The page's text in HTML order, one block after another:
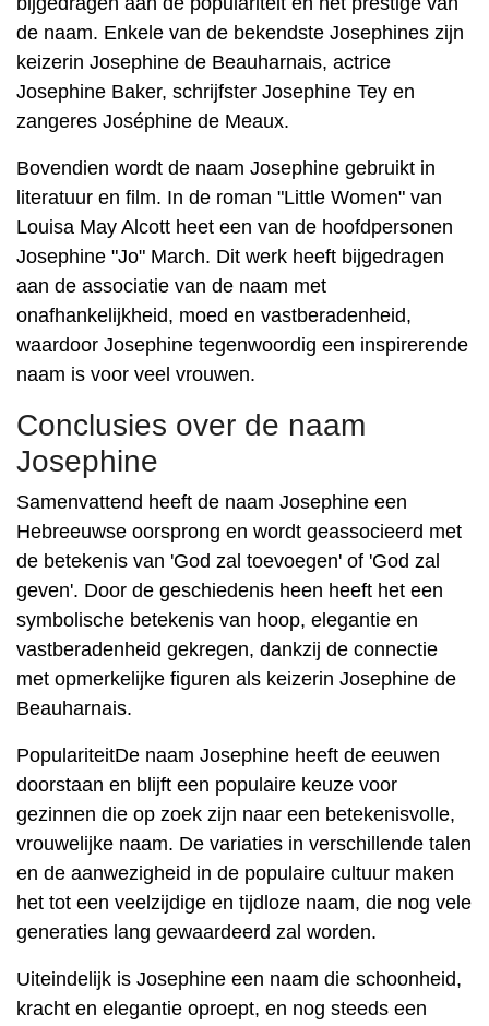
de naam. Enkele van de bekendste Josephines zijn
keizerin Josephine de Beauharnais, actrice
Josephine Baker, schrijfster Josephine Tey en
zangeres Joséphine de Meaux.
Bovendien wordt de naam Josephine gebruikt in
literatuur en film. In de roman "Little Women" van
Louisa May Alcott heet een van de hoofdpersonen
Josephine "Jo" March. Dit werk heeft bijgedragen
aan de associatie van de naam met
onafhankelijkheid, moed en vastberadenheid,
waardoor Josephine tegenwoordig een inspirerende
naam is voor veel vrouwen.
Conclusies over de naam
Josephine
Samenvattend heeft de naam Josephine een
Hebreeuwse oorsprong en wordt geassocieerd met
de betekenis van 'God zal toevoegen' of 'God zal
geven'. Door de geschiedenis heen heeft het een
symbolische betekenis van hoop, elegantie en
vastberadenheid gekregen, dankzij de connectie
met opmerkelijke figuren als keizerin Josephine de
Beauharnais.
PopulariteitDe naam Josephine heeft de eeuwen
doorstaan ​​en blijft een populaire keuze voor
gezinnen die op zoek zijn naar een betekenisvolle,
vrouwelijke naam. De variaties in verschillende talen
en de aanwezigheid in de populaire cultuur maken
het tot een veelzijdige en tijdloze naam, die nog vele
generaties lang gewaardeerd zal worden.
Uiteindelijk is Josephine een naam die schoonheid,
kracht en elegantie oproept, en nog steeds een